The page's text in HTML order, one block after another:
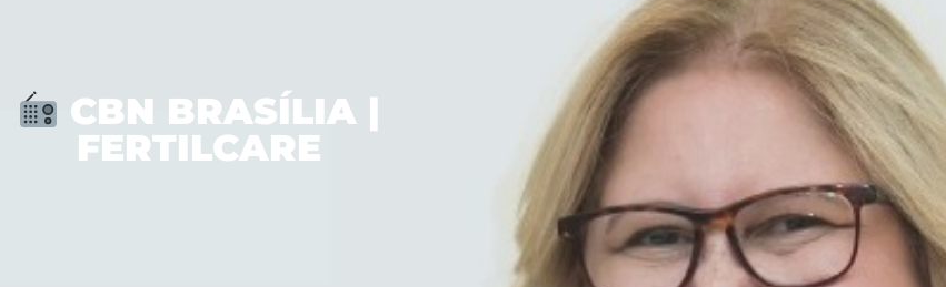
CBN BRASÍLIA |
FERTILCARE